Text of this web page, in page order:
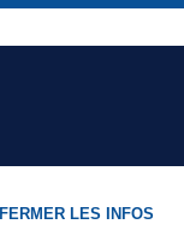
FERMER LES INFOS